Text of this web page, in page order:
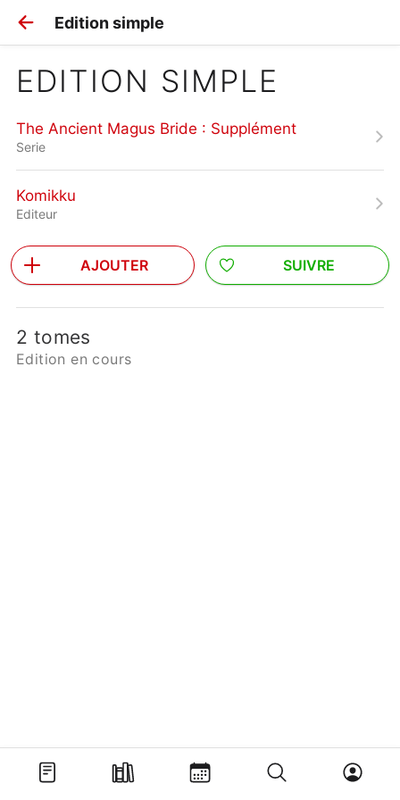
Edition simple
EDITION SIMPLE
The Ancient Magus Bride : Supplément
Serie
Komikku
Editeur
AJOUTER SUIVRE
2 tomes
Edition en cours